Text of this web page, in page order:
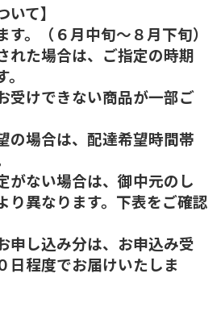
いて】
。（６月中旬～８月下旬）
れた場合は、ご指定の時期
受けできない商品が一部ご
場合は、配達希望時間帯
ない場合は、御中元のし
り異なります。下表をご確認
申し込み分は、お申込み受
日程度でお届けいたしま